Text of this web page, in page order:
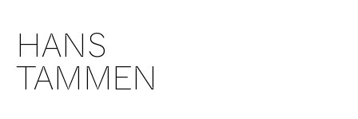
HANS
TAMMEN